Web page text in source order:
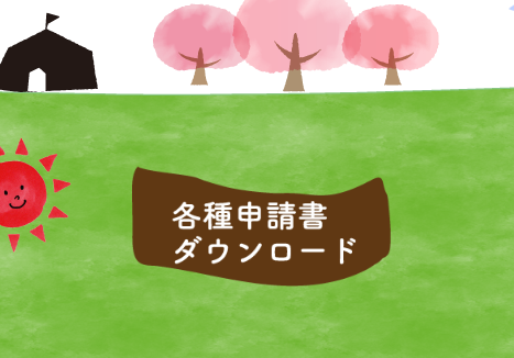
社会福祉法人吉美福祉会 吉美こど